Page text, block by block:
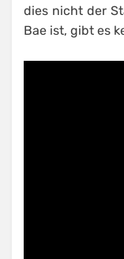
dies nicht der
Bae ist, gibt es